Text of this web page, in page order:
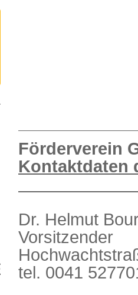
Förderverein
Dr. Helmut
Vorsitzender
tel. 0041